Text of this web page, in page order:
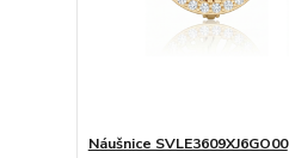
Náušnice SVLE3609XJ6GO00